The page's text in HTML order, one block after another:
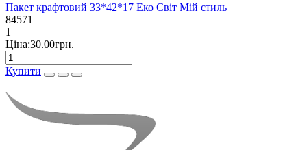
Пакет крафтовий 33*42*17 Еко Світ Мій стиль
84571
1
Ціна:30.00грн.
Купити